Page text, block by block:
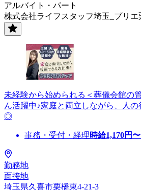
アルバイト・パート
株式会社ライフスタッフ埼玉_プリ
未経験から始められる＜葬儀会館の
ん活躍中♪家庭と両立しながら、人
◎
事務・受付・経理時給1,170円〜
勤務地
面接地
埼玉県久喜市栗橋東4-21-3